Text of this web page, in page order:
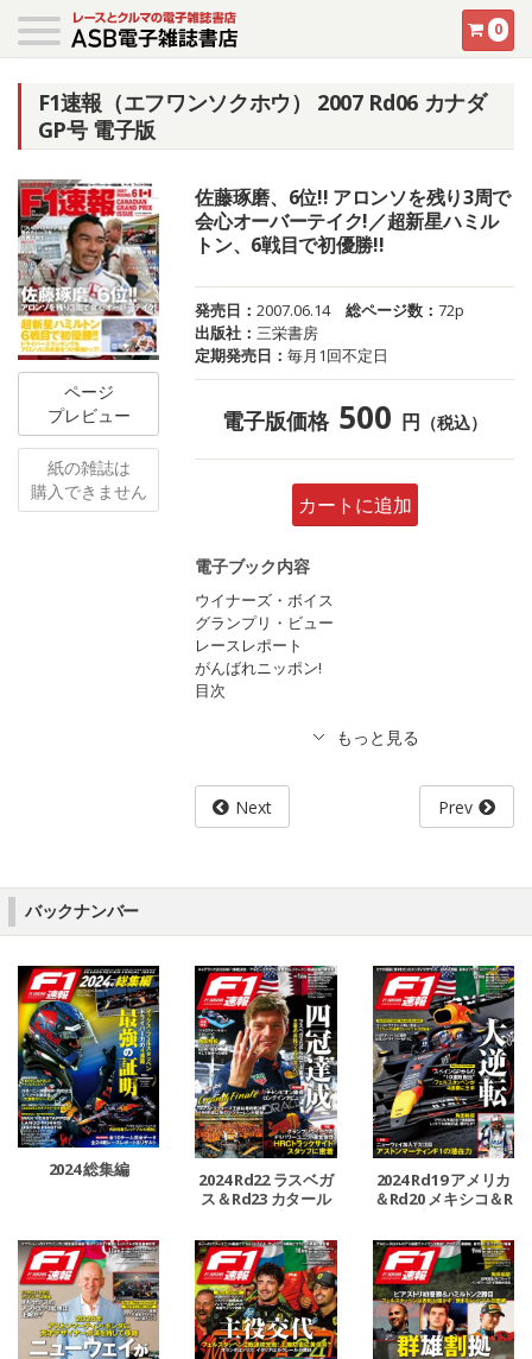
0
F1速報（エフワンソクホウ） 2007 Rd06 カナダ
GP号 電子版
ページ
プレビュー
紙の雑誌は
購入できません
佐藤琢磨、6位!! アロンソを残り3周で
会心オーバーテイク!／超新星ハミル
トン、6戦目で初優勝!!
発売日：2007.06.14 総ページ数：72p
出版社：三栄書房
定期発売日：毎月1回不定日
電子版価格 500 円 （税込）
カートに追加
電子ブック内容
ウイナーズ・ボイス
グランプリ・ビュー
レースレポート
がんばれニッポン!
目次
Next Prev
バックナンバー
2024 総集編
2024 Rd22 ラスベガ
ス＆Rd23 カタール
＆Rd24 アブダビGP
号
2024 Rd19 アメリカ
＆Rd20 メキシコ＆R
d21 ブラジルGP号